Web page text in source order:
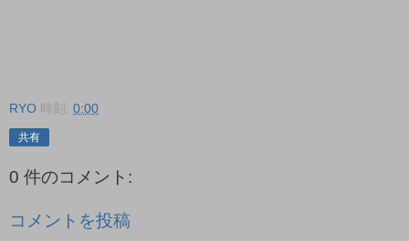
RYO 時刻: 0:00
共有
0 件のコメント:
コメントを投稿